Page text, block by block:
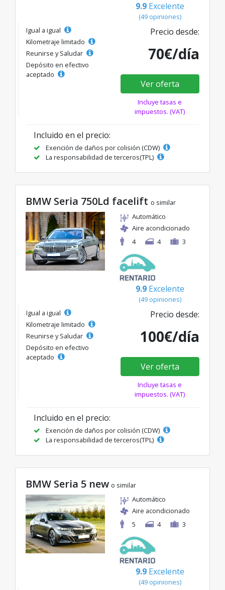
9.9 Excelente
(49 opiniones)
Igual a igual
Kilometraje limitado
Reunirse y Saludar
Depósito en efectivo
aceptado
Precio desde:
70€/día
Ver oferta
Incluye tasas e
impuestos. (VAT)
Incluido en el precio:
Exención de daños por colisión (CDW)
La responsabilidad de terceros(TPL)
BMW Seria 750Ld facelift o similar
Automático
Aire acondicionado
4
4 3
9.9 Excelente
(49 opiniones)
Igual a igual
Kilometraje limitado
Reunirse y Saludar
Depósito en efectivo
aceptado
Precio desde:
100€/día
Ver oferta
Incluye tasas e
impuestos. (VAT)
Incluido en el precio:
Exención de daños por colisión (CDW)
La responsabilidad de terceros(TPL)
BMW Seria 5 new o similar
Automático
Aire acondicionado
5
4 3
9.9 Excelente
(49 opiniones)